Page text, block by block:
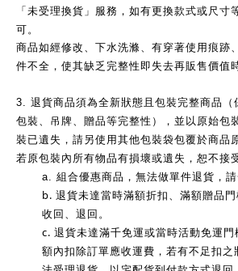
「未受理換貨」服務，如有更換款式或尺寸
可。
商品如經修改、下水洗滌、有穿著使用痕跡
件不全，使其缺乏完整性即失去再販售價值
3. 退貨商品須為全新狀態且包裝完整商品（
包裝、吊牌、贈品等完整性），並以原始包
裝已遺失，請另使用其他包裝袋包覆於商品
若原包裝內所有物品有損壞或遺失，恕不接
a. 組合優惠商品，無法做單件退貨，請
b. 退貨未達當時滿額折扣、滿額贈品
收回、退回。
c. 退貨未達滿千免運或當時活動免運
額內扣除訂單應收運費，若有不足扣之